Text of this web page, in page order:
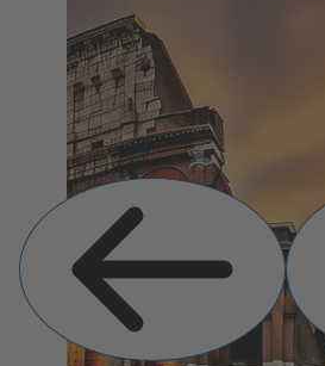
Previous
Slide